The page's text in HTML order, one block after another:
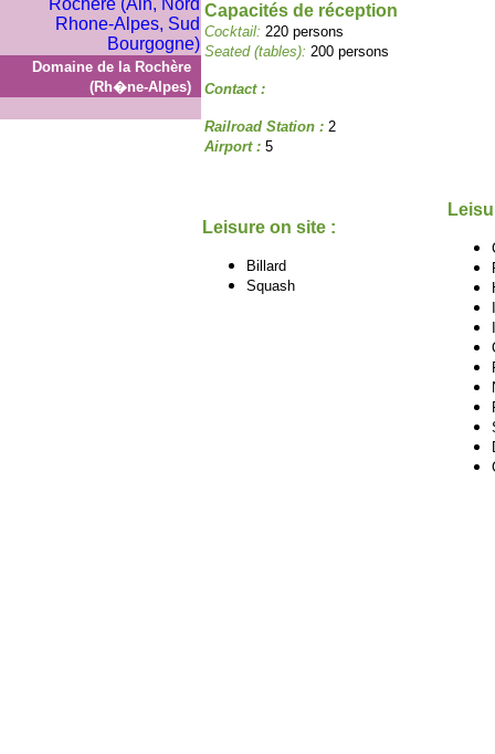
Domaine de la Rochère
(Rh�ne-Alpes)
Capacités de réception
Cocktail: 220 persons
Seated (tables): 200 persons
Contact :
Railroad Station : 2
Airport : 5
Leisure on site :
Billard
Squash